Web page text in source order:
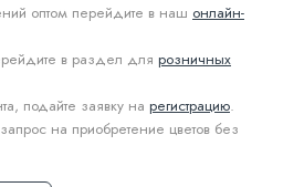
оптом перейдите в наш онлайн-
в раздел для розничных
подайте заявку на регистрацию.
на приобретение цветов без